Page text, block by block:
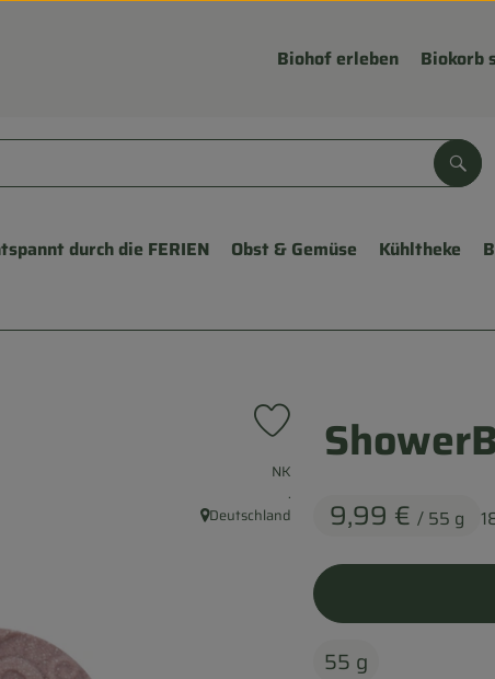
Biohof erleben Biokorb
durch die FERIEN Obst & Gemüse Kühltheke
9,99 € / 55 g
Produkt zu Favouriten
, Verband:
NK
, Kontrollstelle:
.
, Herkunft:
Deutschland
55 g